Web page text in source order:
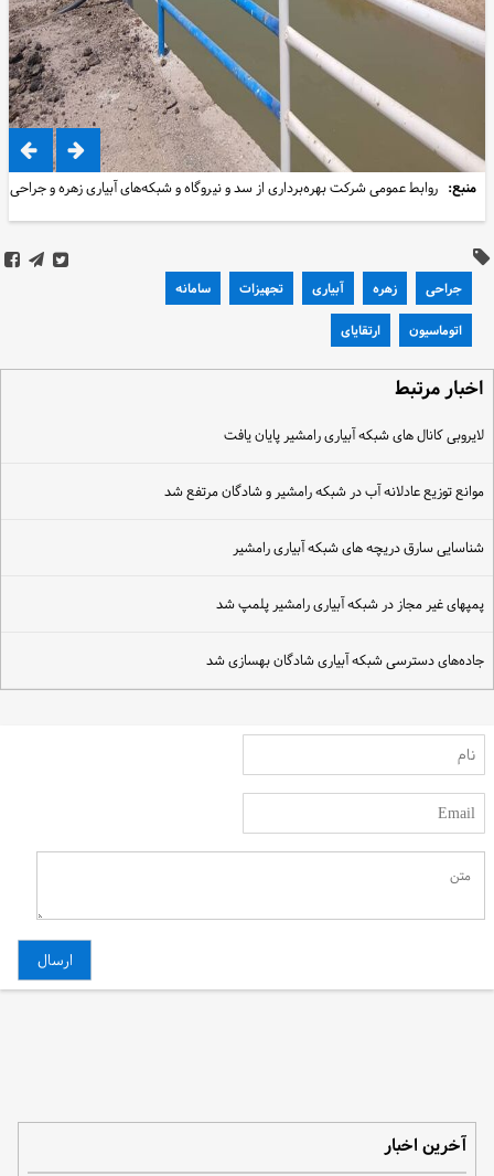
منبع: روابط عمومی شرکت بهره‌برداری از سد و نیروگاه و شبکه‌های آبیاری زهره و جراحی
جراحی زهره آبیاری تجهیزات سامانه
اتوماسیون ارتقایای
اخبار مرتبط
لایروبی کانال های شبکه آبیاری رامشیر پایان یافت
موانع توزیع عادلانه آب در شبکه رامشیر و شادگان مرتفع شد
شناسایی سارق دریچه های شبکه آبیاری رامشیر
پمپهای غیر مجاز در شبکه آبیاری رامشیر پلمپ شد
جاده‌های دسترسی شبکه آبیاری شادگان بهسازی شد
آخرین اخبار